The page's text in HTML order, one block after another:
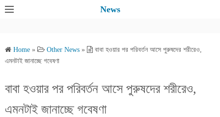
News
Home » Other News »
বাবা হওয়ার পর পরিবর্তন আসে পুরুষদের শরীরেও,
এমনটাই জানাচ্ছে গবেষণা
বাবা হওয়ার পর পরিবর্তন আসে পুরুষদের শরীরেও,
এমনটাই জানাচ্ছে গবেষণা